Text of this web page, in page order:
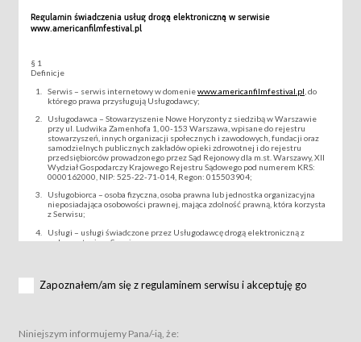
Regulamin świadczenia usług drogą elektroniczną w serwisie
www.americanfilmfestival.pl
§ 1
Definicje
Serwis – serwis internetowy w domeniewww.americanfilmfestival.pl , do
którego prawa przysługują Usługodawcy;
Usługodawca – Stowarzyszenie Nowe Horyzonty z siedzibą w Warszawie
przy ul. Ludwika Zamenhofa 1, 00-153 Warszawa, wpisane do rejestru
stowarzyszeń, innych organizacji społecznych i zawodowych, fundacji oraz
samodzielnych publicznych zakładów opieki zdrowotnej i do rejestru
przedsiębiorców prowadzonego przez Sąd Rejonowy dla m.st. Warszawy, XII
Wydział Gospodarczy Krajowego Rejestru Sądowego pod numerem KRS:
0000162000, NIP: 525-22-71-014, Regon: 015503904;
Usługobiorca – osoba fizyczna, osoba prawna lub jednostka organizacyjna
nieposiadająca osobowości prawnej, mająca zdolność prawną, która korzysta
z Serwisu;
Usługi – usługi świadczone przez Usługodawcę drogą elektroniczną z
wykorzystaniem Serwisu;
za pośrednictwem Serwisu;
podmiotom z branży mediów i filmowej (Akredytacje);
Zapoznałem/am się z regulaminem serwisu i akceptuję go
Niniejszym informujemy Pana/-ią, że: